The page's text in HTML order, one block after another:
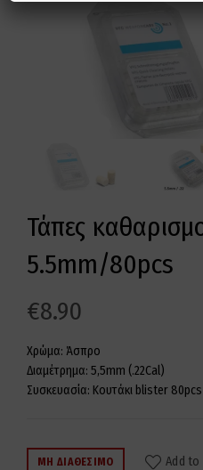
Τάπες
5.5mm/80pcs
€8.90
Χρώμα: Άσπρο
Διαμέτρημα: 5,5mm (.22Cal)
Συσκευασία: Κουτάκι blister 80pcs
ΜΗ ΔΙΑΘΈΣΙΜΟ Add